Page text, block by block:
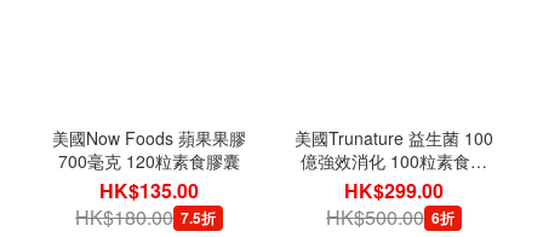
美國Now Foods 蘋果果膠
700毫克 120粒素食膠囊
HK$135.00
HK$180.00 7.5折
美國Trunature 益生菌 100
億強效消化 100粒素食膠
囊
HK$299.00
HK$500.00 6折